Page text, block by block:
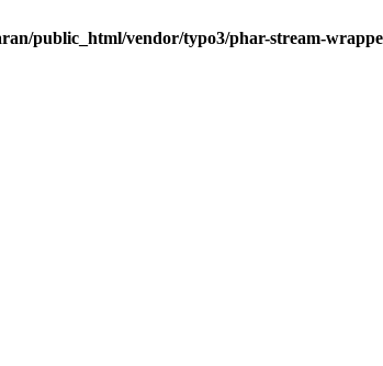
public_html/vendor/typo3/phar-stream-